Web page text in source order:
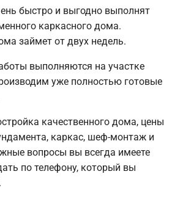
быстро и выгодно выполнят
каркасного дома.
займет от двух недель.
выполняются на участке
уже полностью готовые
качественного дома, цены
каркас, шеф-монтаж и
вопросы вы всегда имеете
по телефону, который вы